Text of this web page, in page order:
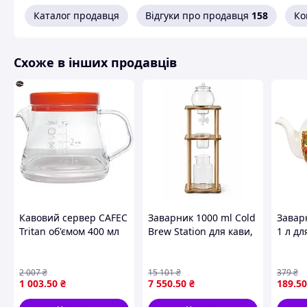
З цим чайником можна приготувати чудовий чай за
Конструкція заварювального чайника з кнопкою
Зовнішня колба виготовлена з високоякісного і
Каталог продавця Відгуки про продавця 158
Схоже в інших продавців
Кавовий сервер CAFEC
Tritan об'ємом 400 мл
1 003.50 ₴
2 007₴
Заварник 1000 ml Cold
Brew Station для кави,
7 550.50 ₴
15 101₴
1 л
коробці
189.50
379₴